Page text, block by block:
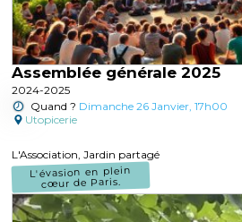
Assemblée générale 2025
2024-2025
Quand ? Dimanche 26 Janvier, 17h00
Utopicerie
L'Association, Jardin partagé
L'évasion en plein
cœur de Paris.